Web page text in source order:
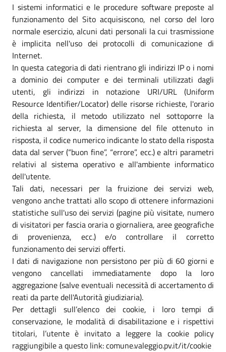
I sistemi informatici e le procedure software preposte al
funzionamento del Sito acquisiscono, nel corso del loro
normale esercizio, alcuni dati personali la cui trasmissione
è implicita nell'uso dei protocolli di comunicazione di
Internet.
In questa categoria di dati rientrano gli indirizzi IP o i nomi
a dominio dei computer e dei terminali utilizzati dagli
utenti, gli indirizzi in notazione URI/URL (Uniform
Resource Identifier/Locator) delle risorse richieste, l'orario
della richiesta, il metodo utilizzato nel sottoporre la
richiesta al server, la dimensione del file ottenuto in
risposta, il codice numerico indicante lo stato della risposta
data dal server (“buon fine”, “errore”, ecc.) e altri parametri
relativi al sistema operativo e all'ambiente informatico
dell'utente.
Tali dati, necessari per la fruizione dei servizi web,
vengono anche trattati allo scopo di ottenere informazioni
statistiche sull'uso dei servizi (pagine più visitate, numero
di visitatori per fascia oraria o giornaliera, aree geografiche
di provenienza, ecc.) e/o controllare il corretto
funzionamento dei servizi offerti.
I dati di navigazione non persistono per più di 60 giorni e
vengono cancellati immediatamente dopo la loro
aggregazione (salve eventuali necessità di accertamento di
reati da parte dell'Autorità giudiziaria).
Per dettagli sull’elenco dei cookie, i loro tempi di
conservazione, le modalità di disabilitazione e i rispettivi
titolari, l’utente è invitato a leggere la cookie policy
raggiungibile a questo link: comune.valeggio.pv.it/it/cookie